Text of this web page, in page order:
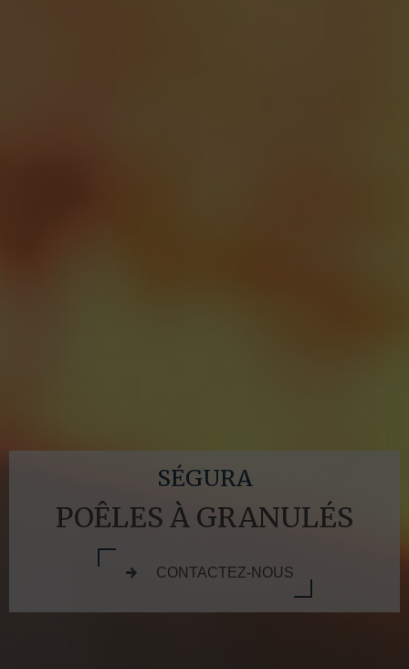
SÉGURA
POÊLES À GRANULÉS
CONTACTEZ-NOUS